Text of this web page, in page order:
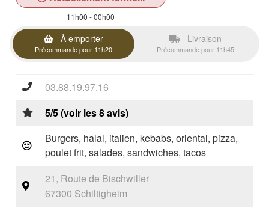
11h00 - 00h00
À emporter
Précommande pour 11h20
Livraison
Précommande pour 11h45
03.88.19.97.16
5/5 (voir les 8 avis)
Burgers, halal, italien, kebabs, oriental, pizza,
poulet frit, salades, sandwiches, tacos
21, Route de Bischwiller
67300 Schiltigheim